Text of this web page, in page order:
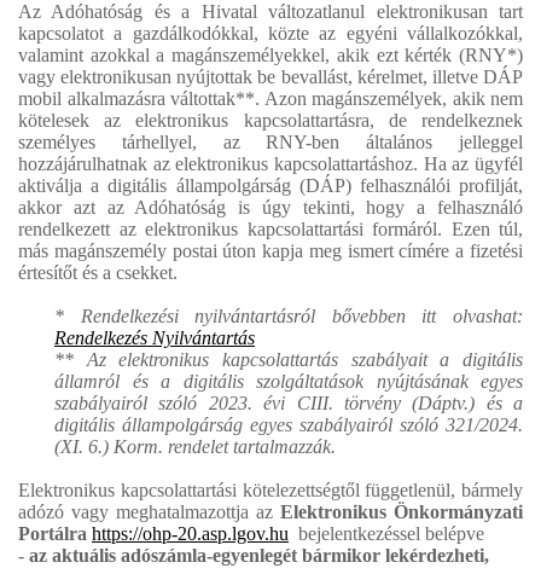
Az Adóhatóság és a Hivatal változatlanul elektronikusan tart
kapcsolatot a gazdálkodókkal, közte az egyéni vállalkozókkal,
valamint azokkal a magánszemélyekkel, akik ezt kérték (RNY*)
vagy elektronikusan nyújtottak be bevallást, kérelmet, illetve DÁP
mobil alkalmazásra váltottak**. Azon magánszemélyek, akik nem
kötelesek az elektronikus kapcsolattartásra, de rendelkeznek
személyes tárhellyel, az RNY-ben általános jelleggel
hozzájárulhatnak az elektronikus kapcsolattartáshoz. Ha az ügyfél
aktiválja a digitális állampolgárság (DÁP) felhasználói profilját,
akkor azt az Adóhatóság is úgy tekinti, hogy a felhasználó
rendelkezett az elektronikus kapcsolattartási formáról. Ezen túl,
más magánszemély postai úton kapja meg ismert címére a fizetési
értesítőt és a csekket.
* Rendelkezési nyilvántartásról bővebben itt olvashat:
Rendelkezés Nyilvántartás
** Az elektronikus kapcsolattartás szabályait a digitális
államról és a digitális szolgáltatások nyújtásának egyes
szabályairól szóló 2023. évi CIII. törvény (Dáptv.) és a
digitális állampolgárság egyes szabályairól szóló 321/2024.
(XI. 6.) Korm. rendelet tartalmazzák.
Elektronikus kapcsolattartási kötelezettségtől függetlenül, bármely
adózó vagy meghatalmazottja az Elektronikus Önkormányzati
Portálra https://ohp-20.asp.lgov.hu bejelentkezéssel belépve
- az aktuális adószámla-egyenlegét bármikor lekérdezheti,